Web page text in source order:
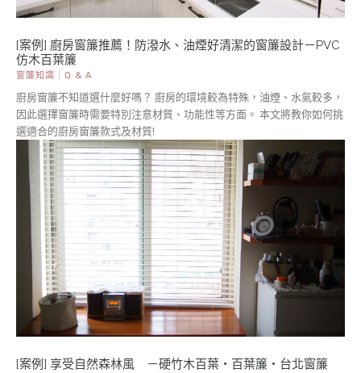
[案例] 廚房窗簾推薦！防潑水、油煙好清潔的窗簾設計－PVC
仿木百葉簾
窗簾知識｜Q & A
廚房窗簾不知道選什麼好嗎？ 廚房的環境較為特殊，油煙、水氣較多，
因此選擇窗簾時需要特別注意材質、功能性等方面。 本文將教你如何挑
選適合的廚房窗簾款式及材質!
[案例] 享受自然森林風 －硬竹木百葉・百葉簾・台北窗簾